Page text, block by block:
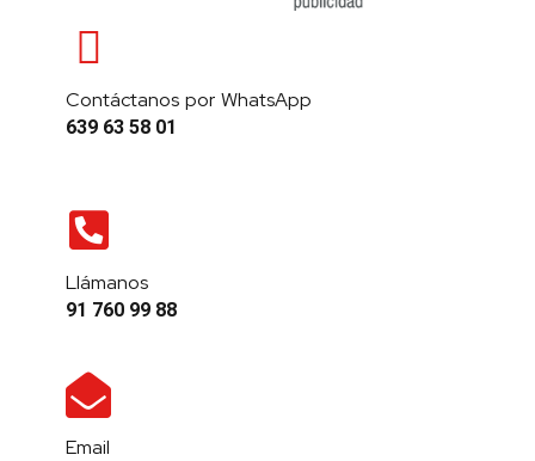
Contáctanos por WhatsApp
639 63 58 01
Llámanos
91 760 99 88
Email